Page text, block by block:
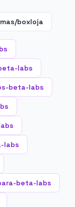
boxloja
labs
beta-labs
labs
beta-labs